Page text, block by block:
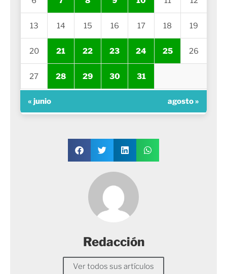
13 14 15 16 17 18 19
20 21 22 23 24 25 26
27 28 29 30 31
« junio agosto »
Redacción
Ver todos sus artículos